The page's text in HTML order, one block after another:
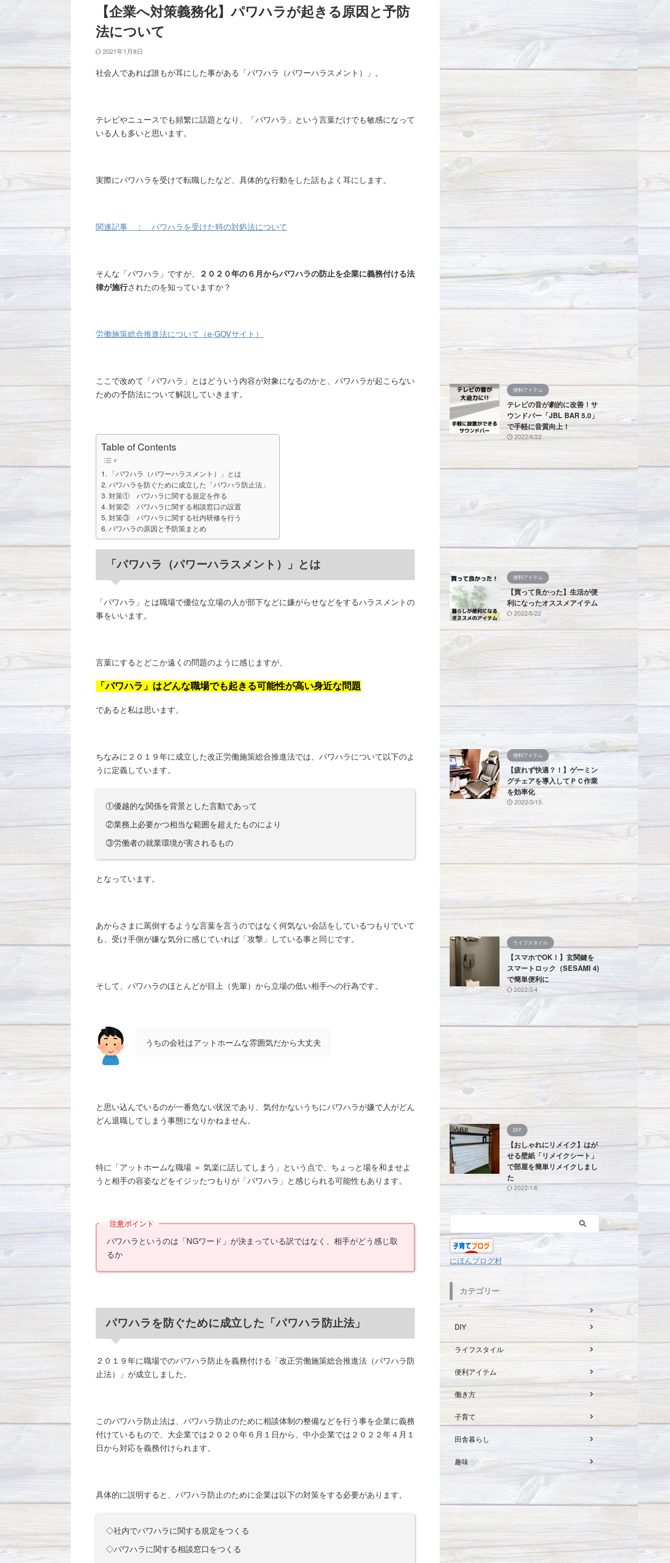
【企業へ対策義務化】パワハラが起きる原因と予防
法について
2021年1月8日
社会人であれば誰もが耳にした事がある「パワハラ（パワーハラスメント）」。
テレビやニュースでも頻繁に話題となり、「パワハラ」という言葉だけでも敏感になって
いる人も多いと思います。
実際にパワハラを受けて転職したなど、具体的な行動をした話もよく耳にします。
関連記事 ： パワハラを受けた時の対処法について
そんな「パワハラ」ですが、
２０２０年の６月からパワハラの防止を企業に義務付ける法
律が施行されたのを知っていますか？
労働施策総合推進法について（e-GOVサイト）
ここで改めて「パワハラ」とはどういう内容が対象になるのかと、パワハラが起こらない
ための予防法について解説していきます。
Table of Contents
「パワハラ（パワーハラスメント）」とは
パワハラを防ぐために成立した「パワハラ防止法」
対策① パワハラに関する規定を作る
対策② パワハラに関する相談窓口の設置
対策③ パワハラに関する社内研修を行う
パワハラの原因と予防策まとめ
「パワハラ（パワーハラスメント）」とは
「パワハラ」とは職場で優位な立場の人が部下などに嫌がらせなどをするハラスメントの
事をいいます。
言葉にするとどこか遠くの問題のように感じますが、
「パワハラ」はどんな職場でも起きる可能性が高い身近な問題
であると私は思います。
ちなみに２０１９年に成立した改正労働施策総合推進法では、パワハラについて以下のよ
うに定義しています。
①優越的な関係を背景とした言動であって
②業務上必要かつ相当な範囲を超えたものにより
③労働者の就業環境が害されるもの
となっています。
あからさまに罵倒するような言葉を言うのではなく何気ない会話をしているつもりでいて
も、受け手側が嫌な気分に感じていれば「攻撃」している事と同じです。
そして、パワハラのほとんどが目上（先輩）から立場の低い相手への行為です。
うちの会社はアットホームな雰囲気だから大丈夫
と思い込んでいるのが一番危ない状況であり、気付かないうちにパワハラが嫌で人がどん
どん退職してしまう事態になりかねません。
特に「アットホームな職場 ＝ 気楽に話してしまう」という点で、ちょっと場を和ませよ
うと相手の容姿などをイジッたつもりが「パワハラ」と感じられる可能性もあります。
注意ポイント
パワハラというのは「NGワード」が決まっている訳ではなく、相手がどう感じ取
るか
パワハラを防ぐために成立した「パワハラ防止法」
２０１９年に職場でのパワハラ防止を義務付ける「改正労働施策総合推進法（パワハラ防
止法）」が成立しました。
このパワハラ防止法は、パワハラ防止のために相談体制の整備などを行う事を企業に義務
付けているもので、大企業では２０２０年６月１日から、中小企業では２０２２年４月１
日から対応を義務付けられます。
具体的に説明すると、パワハラ防止のために企業は以下の対策をする必要があります。
◇社内でパワハラに関する規定をつくる
◇パワハラに関する相談窓口をつくる
便利アイテム
テレビの音が劇的に改善！サ
ウンドバー「JBL BAR 5.0」
で手軽に音質向上！
2022/6/22
便利アイテム
【買って良かった】生活が便
利になったオススメアイテム
2022/6/22
便利アイテム
【疲れず快適？！】ゲーミン
グチェアを導入してＰＣ作業
を効率化
2022/3/15
ライフスタイル
【スマホでOK！】玄関鍵を
スマートロック（SESAMI 4)
で簡単便利に
2022/3/4
DIY
【おしゃれにリメイク】はが
せる壁紙「リメイクシート」
で部屋を簡単リメイクしまし
た
2022/1/6
にほんブログ村
カテゴリー
DIY
ライフスタイル
便利アイテム
働き方
子育て
田舎暮らし
趣味